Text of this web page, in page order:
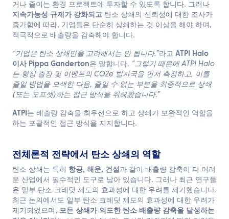
거나 줄이는 환경 프로젝트에 투자할 수 있도록 합니다. 그러나
지속가능성 규제가 강화되고 탄소 상쇄의 신뢰성에 대한 조사가
증가함에 따라, 기업들은 단순히 상쇄하는 것 이상을 해야 하며,
적극적으로 배출량을 감축해야 합니다.
“기업은 탄소 상쇄만을 고려해서는 안 됩니다.”라고 ATPI Halo
이사 Pippa Ganderton은 말합니다. “그렇기 때문에 ATPI Halo
는 항상 출장 및 이벤트의 CO2e 발자국을 먼저 측정하고, 이를
줄일 방법을 모색한 다음, 줄일 수 없는 부분을 최종적으로 상쇄
(또는 오프셋)하는 접근 방식을 취해왔습니다.”
ATPI 는 배출량 감축을 최우선으로 하고 상쇄가 보완적인 역할을
하는 포괄적인 접근 방식을 지지합니다.
전체론적 전략에서 탄소 상쇄의 역할
탄소 상쇄는 특히 항공, 해운, 건설과 같이 배출량 감축이 더 어려
운 산업에서 필수적인 도구로 남아 있습니다. 그러나 최근 연구들
은 일부 탄소 크레딧 제도의 효과성에 대한 우려를 제기했습니다.
최근 논의에서도 일부 탄소 크레딧 제도의 효과성에 대한 우려가
제기되었으며, 모든 상쇄가 의도한 탄소 배출량 감축을 달성하는